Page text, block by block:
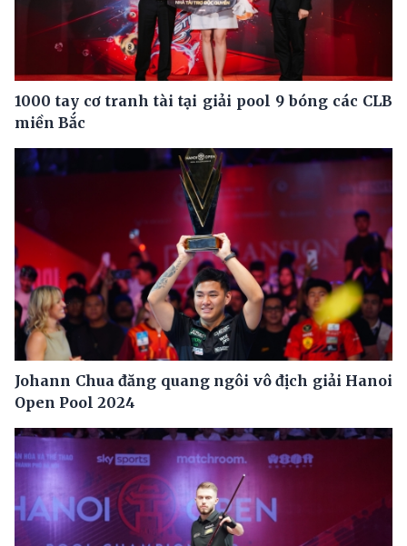
1000 tay cơ tranh tài tại giải pool 9 bóng các CLB
miền Bắc
Johann Chua đăng quang ngôi vô địch giải Hanoi
Open Pool 2024